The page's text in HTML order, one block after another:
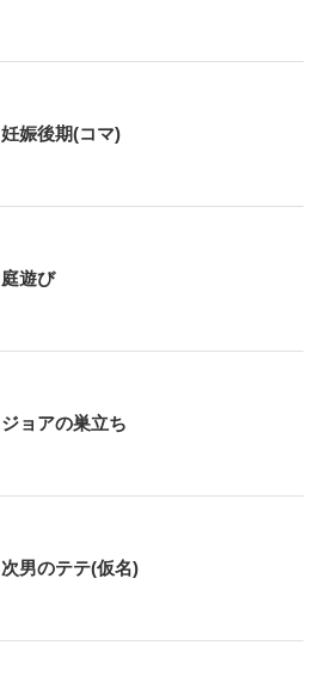
妊娠後期(コマ)
庭遊び
ジョアの巣立ち
次男のテテ(仮名)